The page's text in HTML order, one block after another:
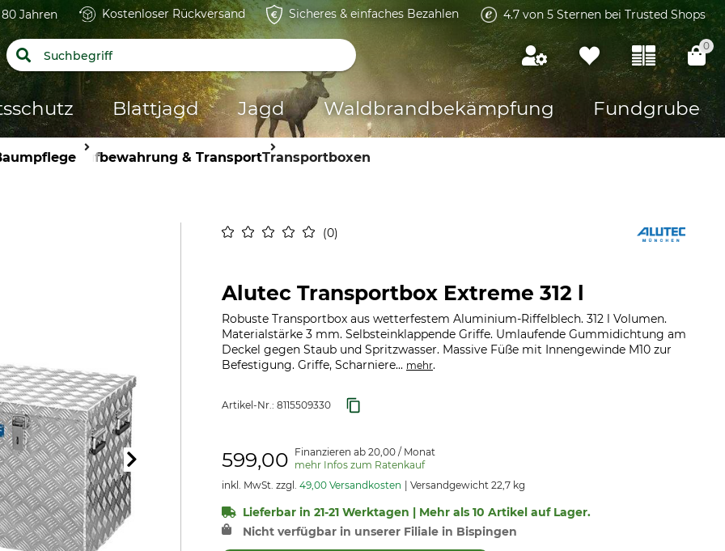
Jahren Kostenloser Rückversand Sicheres & einfaches Bezahlen 4.7 von 5 Sternen bei Trusted Shops
0
Blattjagd Jagd Waldbrandbekämpfung Fundgrube
Aufbewahrung & TransportTransportboxen
0
Alutec Transportbox Extreme 312 l
Robuste Transportbox aus wetterfestem Aluminium-Riffelblech. 312 l Volumen.
Materialstärke 3 mm. Selbsteinklappende Griffe. Umlaufende Gummidichtung am
Deckel gegen Staub und Spritzwasser. Massive Füße mit Innengewinde M10 zur
Befestigung. Griffe, Scharniere... mehr.
Artikel-Nr.: 8115509330
599,00 Finanzieren ab 20,00 / Monat
mehr Infos zum Ratenkauf
inkl. MwSt. zzgl. 49,00 Versandkosten Versandgewicht 22,7 kg
Lieferbar in 21-21 Werktagen | Mehr als 10 Artikel auf Lager.
Nicht verfügbar in unserer Filiale in Bispingen